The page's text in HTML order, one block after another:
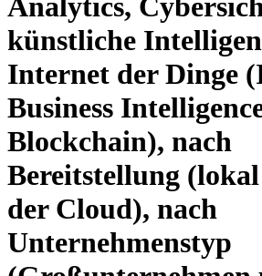
Analytics,
künstliche
Internet der Dinge
Business
Blockchain), nach
Bereitstellung
der Cloud), nach
Unternehmenstyp